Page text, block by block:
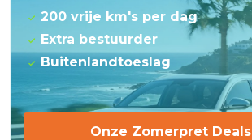
200 vrije km's per dag
Extra bestuurder
Buitenlandtoeslag
Onze Zomerpret Deals